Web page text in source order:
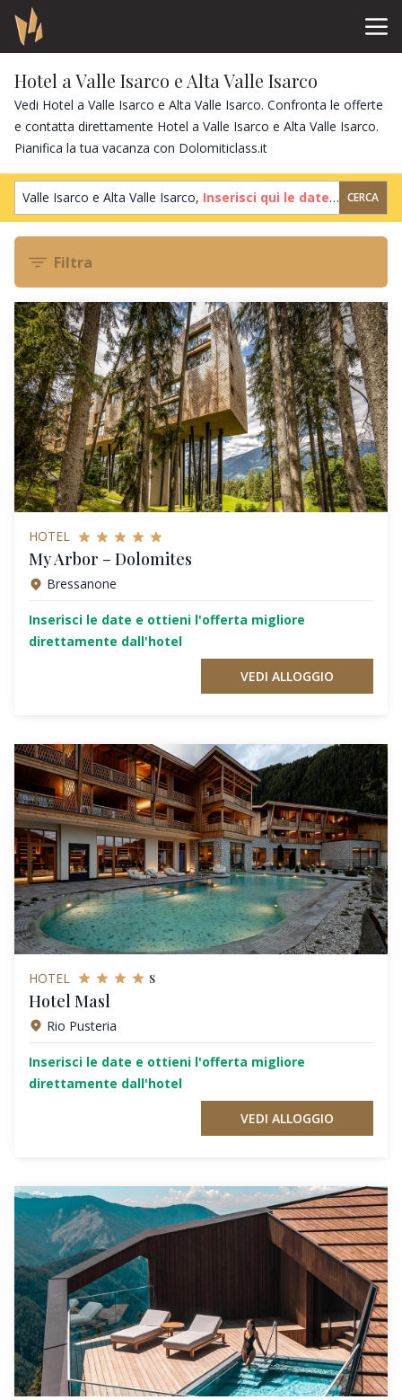
Hotel a Valle Isarco e Alta Valle Isarco
Vedi Hotel a Valle Isarco e Alta Valle Isarco. Confronta le offerte
e contatta direttamente Hotel a Valle Isarco e Alta Valle Isarco.
Pianifica la tua vacanza con Dolomiticlass.it
Valle Isarco e Alta Valle Isarco, Inserisci qui le date,2 ospiti
CERCA
Filtra
HOTEL
My Arbor – Dolomites
Bressanone
Inserisci le date e ottieni l'offerta migliore
direttamente dall'hotel
VEDI ALLOGGIO
HOTEL s
Hotel Masl
Rio Pusteria
Inserisci le date e ottieni l'offerta migliore
direttamente dall'hotel
VEDI ALLOGGIO